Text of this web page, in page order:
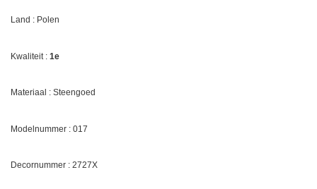
Land : Polen
Kwaliteit : 1e
Materiaal : Steengoed
Modelnummer : 017
Decornummer : 2727X